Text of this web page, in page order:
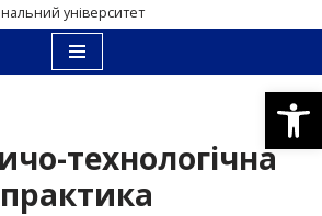
університет
технологічна
практика